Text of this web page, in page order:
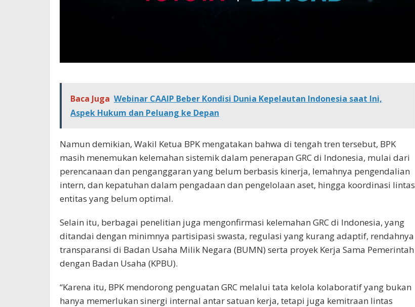
Baca Juga Webinar CAAIP Beber Kondisi Dunia Kepelautan Indonesia saat Ini,
Aspek Hukum dan Peluang ke Depan
Namun demikian, Wakil Ketua BPK mengatakan bahwa di tengah tren tersebut, BPK
masih menemukan kelemahan sistemik dalam penerapan GRC di Indonesia, mulai dari
perencanaan dan penganggaran yang belum berbasis kinerja, lemahnya pengendalian
intern, dan kepatuhan dalam pengadaan dan pengelolaan aset, hingga koordinasi lintas
entitas yang belum optimal.
Selain itu, berbagai penelitian juga mengonfirmasi kelemahan GRC di Indonesia, yang
ditandai dengan minimnya partisipasi swasta, regulasi yang kurang adaptif, rendahnya
transparansi di Badan Usaha Milik Negara (BUMN) serta proyek Kerja Sama Pemerintah
dengan Badan Usaha (KPBU).
“Karena itu, BPK mendorong penguatan GRC melalui tata kelola kolaboratif yang bukan
hanya memerlukan sinergi internal antar satuan kerja, tetapi juga kemitraan lintas